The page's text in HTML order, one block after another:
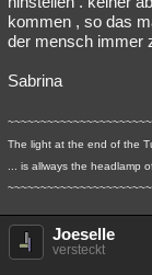
kommen , so das
der mensch immer
Sabrina
The light at the end of the
... is allways the headlamp
Joeselle
versteckt